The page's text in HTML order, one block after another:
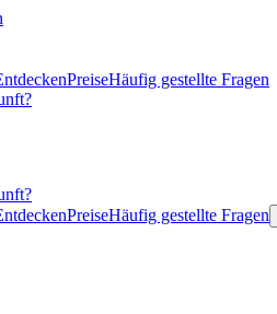
PreiseHäufig gestellte Fragen
PreiseHäufig gestellte Fragen